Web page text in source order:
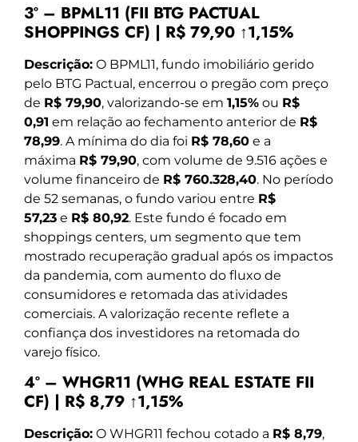
3º – BPML11 (FII BTG PACTUAL
SHOPPINGS CF) | R$ 79,90 ↑1,15%
Descrição: O BPML11, fundo imobiliário gerido
pelo BTG Pactual, encerrou o pregão com preço
de R$ 79,90, valorizando-se em 1,15% ou R$
0,91 em relação ao fechamento anterior de R$
78,99. A mínima do dia foi R$ 78,60 e a
máxima R$ 79,90, com volume de 9.516 ações e
volume financeiro de R$ 760.328,40. No período
de 52 semanas, o fundo variou entre R$
57,23 e R$ 80,92. Este fundo é focado em
shoppings centers, um segmento que tem
mostrado recuperação gradual após os impactos
da pandemia, com aumento do fluxo de
consumidores e retomada das atividades
comerciais. A valorização recente reflete a
confiança dos investidores na retomada do
varejo físico.
4º – WHGR11 (WHG REAL ESTATE FII
CF) | R$ 8,79 ↑1,15%
Descrição: O WHGR11 fechou cotado a R$ 8,79,